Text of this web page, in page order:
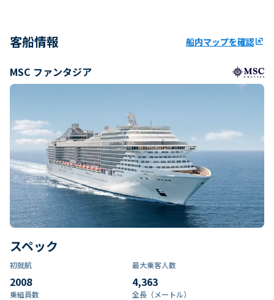
客船情報 船内マップを確認ungroup
MSC ファンタジア
スペック
初就航
2008
最大乗客人数
4,363
乗組員数​ 全長（メートル）